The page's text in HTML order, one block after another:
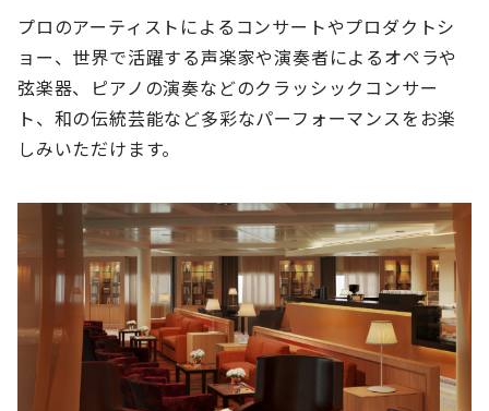
プロのアーティストによるコンサートやプロダクトシ
ョー、世界で活躍する声楽家や演奏者によるオペラや
弦楽器、ピアノの演奏などのクラッシックコンサー
ト、和の伝統芸能など多彩なパーフォーマンスをお楽
しみいただけます。